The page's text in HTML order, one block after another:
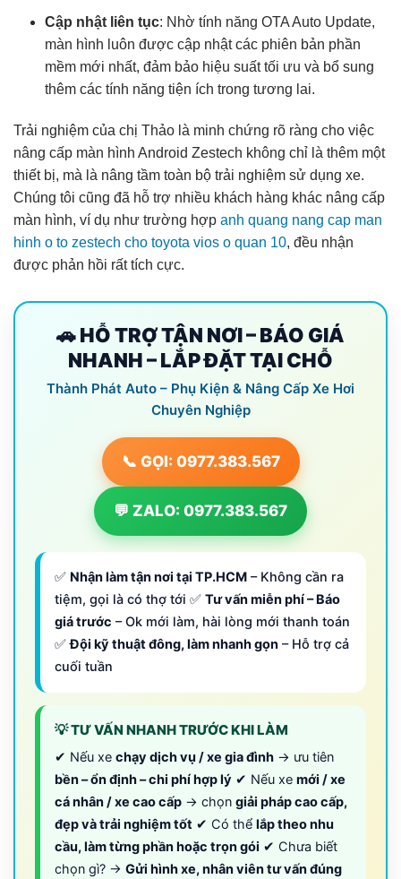
Cập nhật liên tục: Nhờ tính năng OTA Auto Update,
màn hình luôn được cập nhật các phiên bản phần
mềm mới nhất, đảm bảo hiệu suất tối ưu và bổ sung
thêm các tính năng tiện ích trong tương lai.
Trải nghiệm của chị Thảo là minh chứng rõ ràng cho việc
nâng cấp màn hình Android Zestech không chỉ là thêm một
thiết bị, mà là nâng tầm toàn bộ trải nghiệm sử dụng xe.
Chúng tôi cũng đã hỗ trợ nhiều khách hàng khác nâng cấp
màn hình, ví dụ như trường hợp anh quang nang cap man
hinh o to zestech cho toyota vios o quan 10, đều nhận
được phản hồi rất tích cực.
🚗 HỖ TRỢ TẬN NƠI – BÁO GIÁ
NHANH – LẮP ĐẶT TẠI CHỖ
Thành Phát Auto – Phụ Kiện & Nâng Cấp Xe Hơi
Chuyên Nghiệp
📞 GỌI: 0977.383.567
💬 ZALO: 0977.383.567
✅ Nhận làm tận nơi tại TP.HCM – Không cần ra
tiệm, gọi là có thợ tới ✅ Tư vấn miễn phí – Báo
giá trước – Ok mới làm, hài lòng mới thanh toán
✅Đội kỹ thuật đông, làm nhanh gọn – Hỗ trợ cả
cuối tuần
💡 TƯ VẤN NHANH TRƯỚC KHI LÀM
✔ Nếu xe chạy dịch vụ / xe gia đình → ưu tiên
bền – ổn định – chi phí hợp lý ✔ Nếu xe mới / xe
cá nhân / xe cao cấp → chọn giải pháp cao cấp,
đẹp và trải nghiệm tốt ✔ Có thể lắp theo nhu
cầu, làm từng phần hoặc trọn gói ✔ Chưa biết
chọn gì? → Gửi hình xe, nhân viên tư vấn đúng